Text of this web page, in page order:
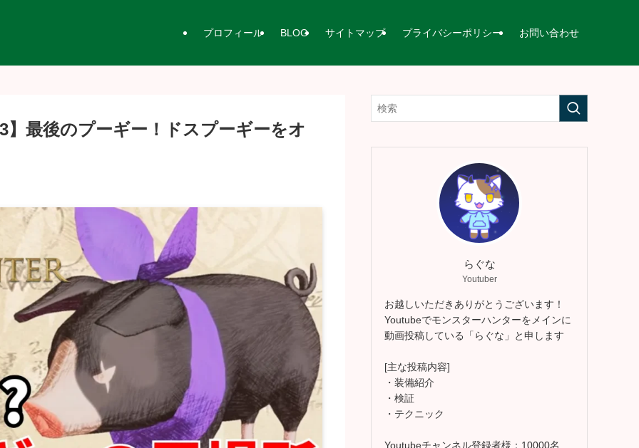
プロフィール BLOG サイトマップ プライバシーポリシー お問い合わせ
最後のプーギー！ドスプーギーをオ
らぐな
Youtuber
お越しいただきありがとうございます！
Youtubeでモンスターハンターをメインに
動画投稿している「らぐな」と申します
[主な投稿内容]
・装備紹介
・検証
・テクニック
Youtubeチャンネル登録者様：10000名